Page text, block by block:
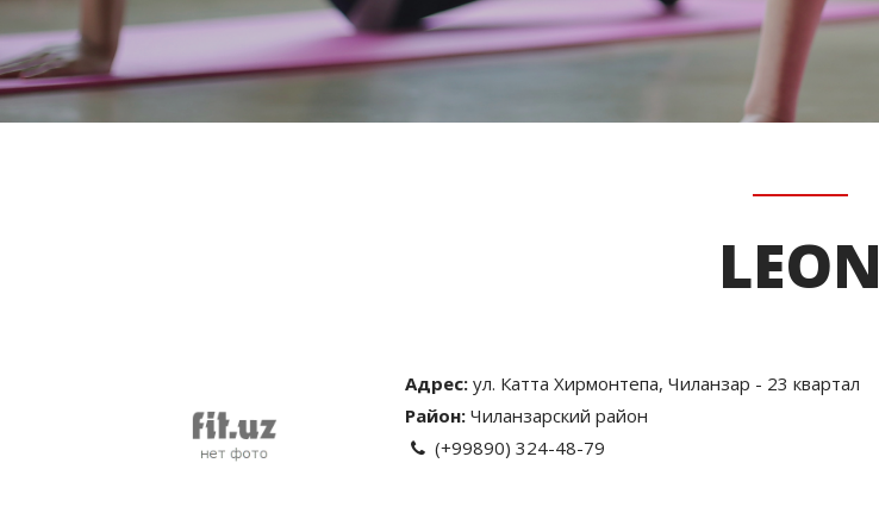
LEON
Адрес: ул. Катта Хирмонтепа, Чиланзар - 23 квартал
Район: Чиланзарский район
(+99890) 324-48-79